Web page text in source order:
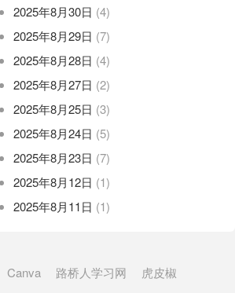
2025年8月30日 (4)
2025年8月29日 (7)
2025年8月28日 (4)
2025年8月27日 (2)
2025年8月25日 (3)
2025年8月24日 (5)
2025年8月23日 (7)
2025年8月12日 (1)
2025年8月11日 (1)
Canva 路桥人学习网 虎皮椒